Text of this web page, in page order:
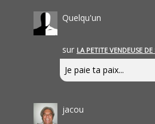
Quelqu'un
sur LA PETITE VENDEUSE DE
Je paie ta paix...
jacou